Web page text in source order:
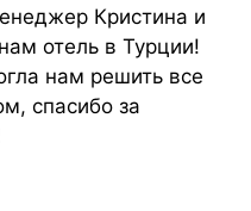
Кристина и
отель в Турции!
нам решить все
спасибо за